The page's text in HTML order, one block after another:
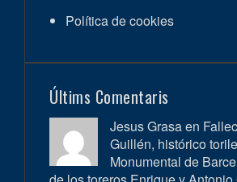
Política de cookies
Últims Comentaris
Jesus Grasa en
Guillén, histórico
Monumental de